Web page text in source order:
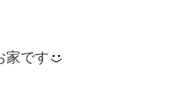
家です